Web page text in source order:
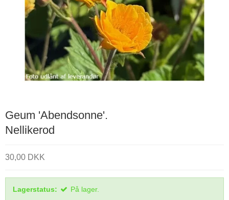
Geum 'Abendsonne'.
Nellikerod
30,00 DKK
Lagerstatus: På lager.